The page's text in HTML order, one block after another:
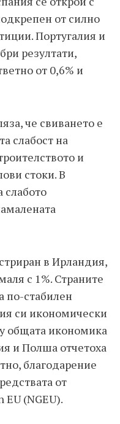
от силно
Португалия и
резултати,
от 0,6% и
че свиването е
слабост на
и
стоки. В
слабото
в Ирландия,
с 1%. Страните
по-стабилен
си икономически
общата икономика
и Полша отчетоха
благодарение
от
(NGEU).